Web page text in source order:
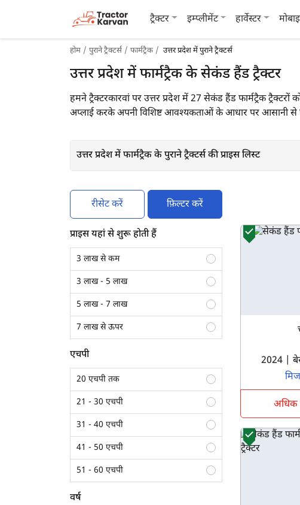
ट्रैक्टर इम्प्लीमेंट हार्वेस्टर
होम पुराने ट्रैक्टर्स फार्मट्रैक उत्तर प्रदेश में पुराने ट्रैक्टर्स
उत्तर प्रदेश में फार्मट्रैक के सेकंड हैंड ट्रैक्टर
हमने ट्रैक्टरकारवां पर उत्तर प्रदेश में 27 सेकंड हैंड फार्मट्रैक
अप्लाई करके अपनी विशिष्ट आवश्यकताओं के आधार पर आसानी से
उत्तर प्रदेश में फार्मट्रैक के पुराने ट्रैक्टर्स की प्राइस लिस्ट
रीसेट करें फ़िल्टर करें
प्राइस यहां से शुरू होती हैं
3 लाख से कम
3 लाख - 5 लाख
5 लाख - 7 लाख
7 लाख से ऊपर
एचपी
20 एचपी तक
21 - 30 एचपी
31 - 40 एचपी
41 - 50 एचपी
51 - 60 एचपी
61 - 70 एचपी
वर्ष
अधिक